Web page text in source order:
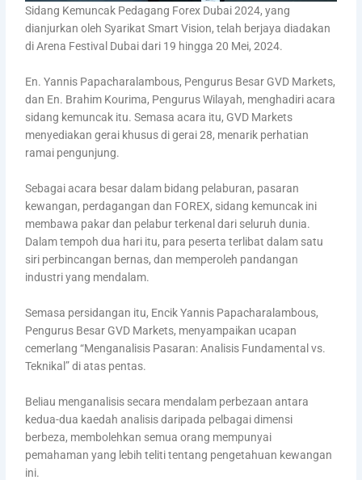
Sidang Kemuncak Pedagang Forex Dubai 2024, yang
dianjurkan oleh Syarikat Smart Vision, telah berjaya diadakan
di Arena Festival Dubai dari 19 hingga 20 Mei, 2024.
En. Yannis Papacharalambous, Pengurus Besar GVD Markets,
dan En. Brahim Kourima, Pengurus Wilayah, menghadiri acara
sidang kemuncak itu. Semasa acara itu, GVD Markets
menyediakan gerai khusus di gerai 28, menarik perhatian
ramai pengunjung.
Sebagai acara besar dalam bidang pelaburan, pasaran
kewangan, perdagangan dan FOREX, sidang kemuncak ini
membawa pakar dan pelabur terkenal dari seluruh dunia.
Dalam tempoh dua hari itu, para peserta terlibat dalam satu
siri perbincangan bernas, dan memperoleh pandangan
industri yang mendalam.
Semasa persidangan itu, Encik Yannis Papacharalambous,
Pengurus Besar GVD Markets, menyampaikan ucapan
cemerlang “Menganalisis Pasaran: Analisis Fundamental vs.
Teknikal” di atas pentas.
Beliau menganalisis secara mendalam perbezaan antara
kedua-dua kaedah analisis daripada pelbagai dimensi
berbeza, membolehkan semua orang mempunyai
pemahaman yang lebih teliti tentang pengetahuan kewangan
ini.